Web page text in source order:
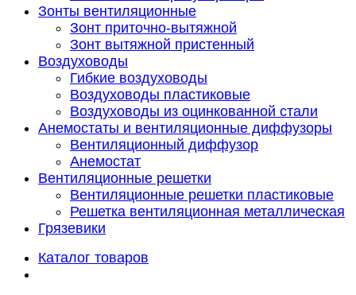
Зонты вентиляционные
Зонт приточно-вытяжной
Зонт вытяжной пристенный
Воздуховоды
Гибкие воздуховоды
Воздуховоды пластиковые
Воздуховоды из оцинкованной стали
Анемостаты и вентиляционные диффузоры
Вентиляционный диффузор
Анемостат
Вентиляционные решетки
Вентиляционные решетки пластиковые
Решетка вентиляционная металлическая
Грязевики
Каталог товаров